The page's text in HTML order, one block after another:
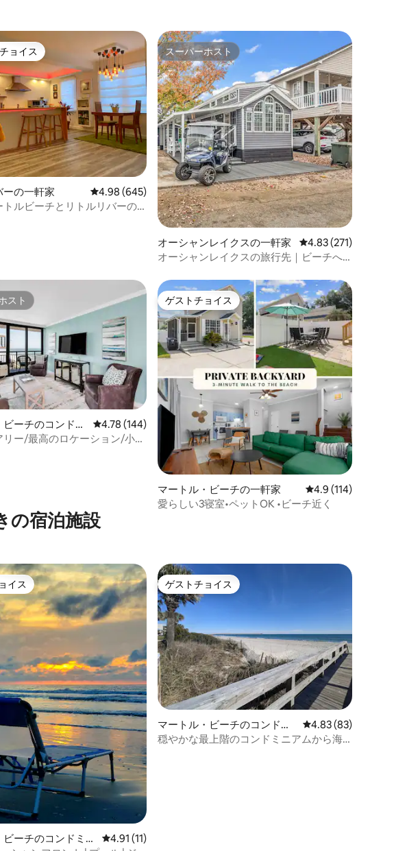
つ星の平均評価
ストチョイスです。
ョイス
ーの一軒家 レビュー645件、5つ星中4.98つ星の平均評価
4.98 (645)
トルビーチとリトルリバーの
スーパーホスト
スーパーホスト
オーシャンレイクスの一軒家 レビュー271件、5つ
4.83 (271)
オーシャンレイクスの旅行先｜ビーチへ
つ星の平均評価
スト
スト
ーチのコンドミ
レビュー144件、5つ星中4.78つ星の平均評価
4.78 (144)
リー/最高のロケーション/小型
ゲストチョイス
ゲストチョイス
マートル・ビーチの一軒家 レビュー114件、5つ
4.9 (114)
愛らしい3寝室•ペットOK •ビーチ近く
の宿泊施設
5.0つ星の平均評価
イス
イス
ーチのコンドミニ
レビュー11件、5つ星中4.91つ星の平均評価
4.91 (11)
ゲストチョイス
ゲストチョイス
マートル・ビーチのコンドミ
ニアム
レビュー83件、5つ星
4.83 (83)
穏やかな最上階のコンドミニアムから海